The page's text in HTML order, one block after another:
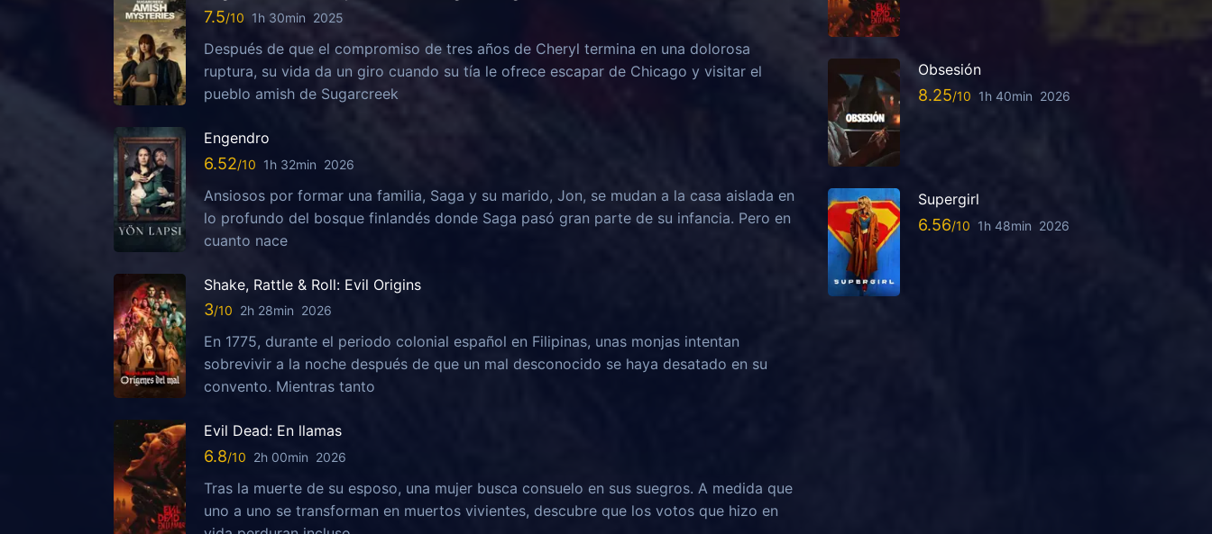
7.5 1h 30min 2025
Después de que el compromiso de tres años de Cheryl termina en una dolorosa
ruptura, su vida da un giro cuando su tía le ofrece escapar de Chicago y visitar el
pueblo amish de Sugarcreek
Engendro
6.52 1h 32min 2026
Ansiosos por formar una familia, Saga y su marido, Jon, se mudan a la casa aislada en
lo profundo del bosque finlandés donde Saga pasó gran parte de su infancia. Pero en
cuanto nace
Shake, Rattle & Roll: Evil Origins
3 2h 28min 2026
En 1775, durante el periodo colonial español en Filipinas, unas monjas intentan
sobrevivir a la noche después de que un mal desconocido se haya desatado en su
convento. Mientras tanto
Evil Dead: En llamas
6.8 2h 00min 2026
Tras la muerte de su esposo, una mujer busca consuelo en sus suegros. A medida que
uno a uno se transforman en muertos vivientes, descubre que los votos que hizo en
Obsesión
8.25 1h 40min 2026
Supergirl
6.56 1h 48min 2026